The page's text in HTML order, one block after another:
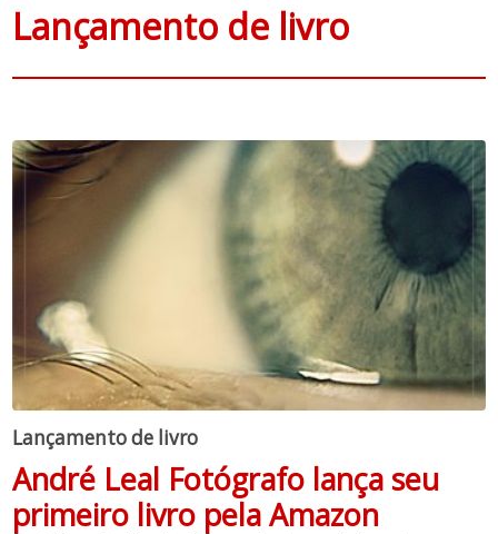
Lançamento de livro
Lançamento de livro
André Leal Fotógrafo lança seu
primeiro livro pela Amazon